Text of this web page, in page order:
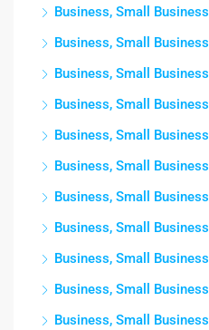
Business, Small Business
Business, Small Business
Business, Small Business
Business, Small Business
Business, Small Business
Business, Small Business
Business, Small Business
Business, Small Business
Business, Small Business
Business, Small Business
Business, Small Business